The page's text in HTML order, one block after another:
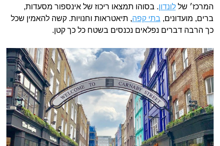
המרכז׳ שללונדון. בסוהו תמצאו ריכוז של אינספור מסעדות,
ברים, מועדונים, בתי קפה, תיאטראות וחנויות. קשה להאמין שכל
כך הרבה דברים נפלאים נכנסים בשטח כל כך קטן.